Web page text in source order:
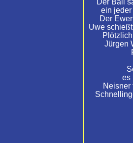
Der Ball
ein jeder
Der
Uwe
Jürgen
es
Neisner